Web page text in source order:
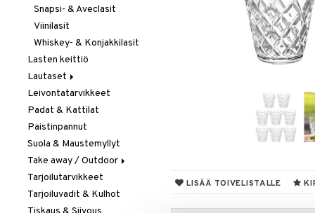
LISÄÄ TOIVELISTALLE
Snapsi- & Aveclasit
Viinilasit
Whiskey- & Konjakkilasit
Lasten keittiö
Lautaset
Asetit
Ruokalautaset
Syvät lautaset
Leivontatarvikkeet
Padat & Kattilat
Paistinpannut
Suola & Maustemyllyt
Take away / Outdoor
Eväslaatikot
Pullot
Tarjoilutarvikkeet
Tarjoiluvadit & Kulhot